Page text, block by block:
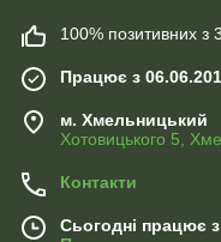
100% позитивних з
Працює з
м. Хмельницький
Хотовицького 5,
Контакти
Сьогодні працює